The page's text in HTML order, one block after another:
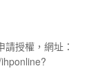
授權，網址：